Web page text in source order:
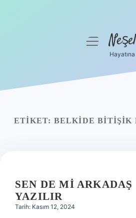
Yasal Uyarı
menüyü
ETIKET: BELKIDE BITIŞIK
SEN DE MI ARKADAŞ
YAZILIR
Tarih: Kasım 12, 2024